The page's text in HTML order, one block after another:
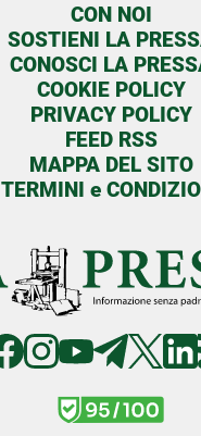
CON NOI
SOSTIENI LA
CONOSCI LA
COOKIE POLICY
PRIVACY POLICY
FEED RSS
MAPPA DEL SITO
TERMINI e